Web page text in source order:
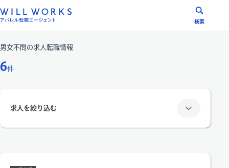
ン
ン
へ
プ
検索
男女不問 の求人転職情報
6件
求人を絞り込む